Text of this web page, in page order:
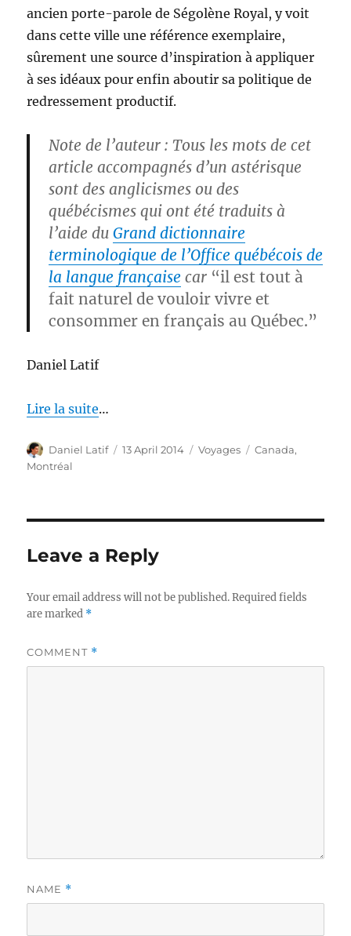
ancien porte-parole de Ségolène Royal, y voit
dans cette ville une référence exemplaire,
sûrement une source d’inspiration à appliquer
à ses idéaux pour enfin aboutir sa politique de
redressement productif.
Note de l’auteur : Tous les mots de cet
article accompagnés d’un astérisque
sont des anglicismes ou des
québécismes qui ont été traduits à
l’aide duGrand dictionnaire
terminologique de l’Office québécois de
la langue française car “il est tout à
fait naturel de vouloir vivre et
consommer en français au Québec.”
Daniel Latif
Lire la suite…
Author
Daniel Latif
Posted
13 April 2014 Categories
Voyages Tags
Canada,
Montréal
Leave a Reply
Your email address will not be published. Required fields
are marked *
COMMENT *
NAME *